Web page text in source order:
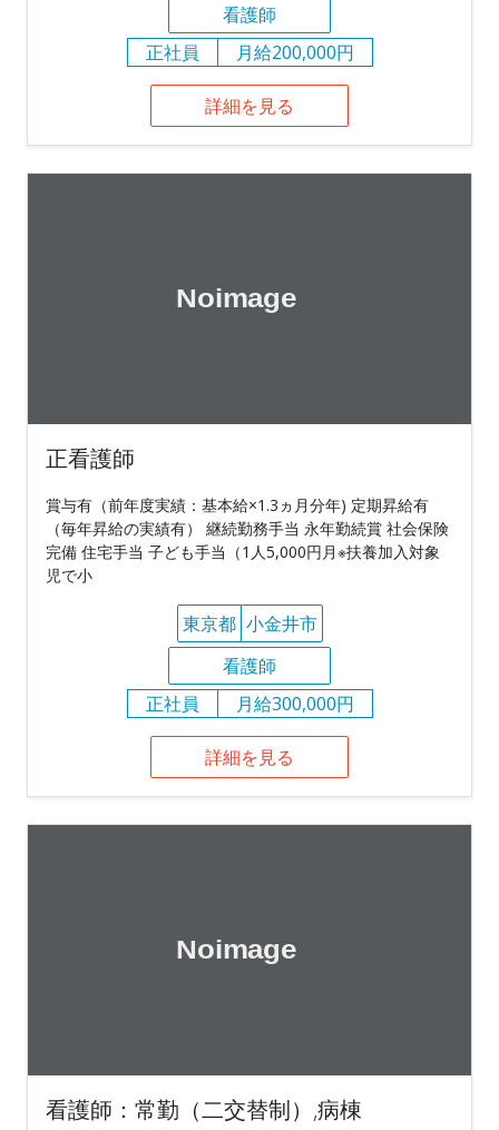
看護師
正社員
月給200,000円
詳細を見る
正看護師
賞与有（前年度実績：基本給×1.3ヵ月分年) 定期昇給有
（毎年昇給の実績有） 継続勤務手当 永年勤続賞 社会保険
完備 住宅手当 子ども手当（1人5,000円月※扶養加入対象
児で小
東京都 小金井市
看護師
正社員
月給300,000円
詳細を見る
看護師：常勤（二交替制）,病棟